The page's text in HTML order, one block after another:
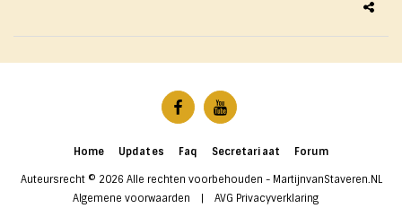
Home Updates Faq Secretariaat Forum
Auteursrecht © 2026 Alle rechten voorbehouden - MartijnvanStaveren.NL
Algemene voorwaarden | AVG Privacyverklaring